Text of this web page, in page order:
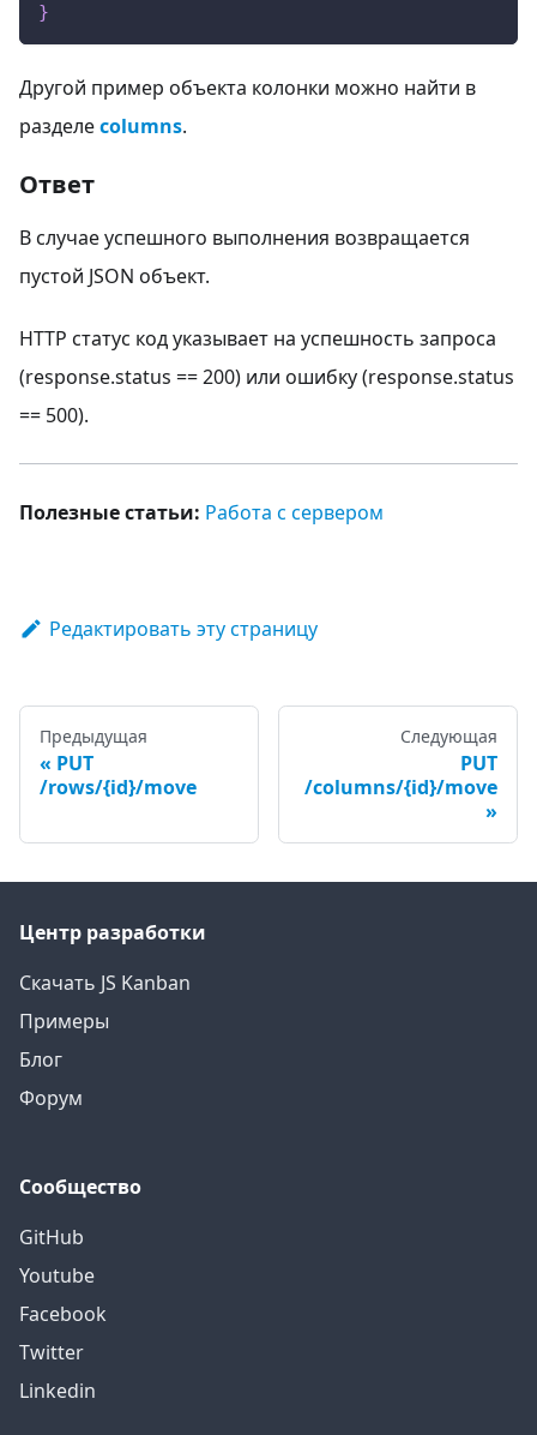
}
Другой пример объекта колонки можно найти в
разделеcolumns.
Ответ
В случае успешного выполнения возвращается
пустой JSON объект.
HTTP статус код указывает на успешность запроса
(response.status == 200) или ошибку (response.status
== 500).
Полезные статьи: Работа с сервером
Редактировать эту страницу
Предыдущая
PUT
/rows/{id}/move
Следующая
PUT
/columns/{id}/move
Центр разработки
Скачать JS Kanban
Примеры
Блог
Форум
Сообщество
GitHub
Youtube
Facebook
Twitter
Linkedin